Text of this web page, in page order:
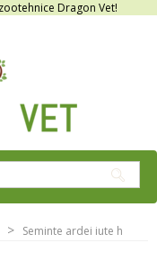
Dragon Vet!
Seminte ardei iute h